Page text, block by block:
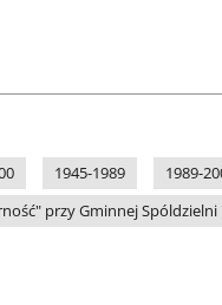
1945-1989 1989-
przy Gminnej